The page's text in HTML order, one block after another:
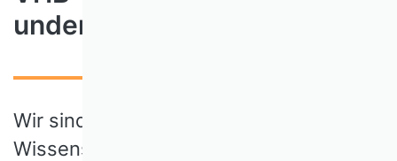
under one roof
Wir sind eine Gemeinschaft aus
Wissenschaftlerinnen und